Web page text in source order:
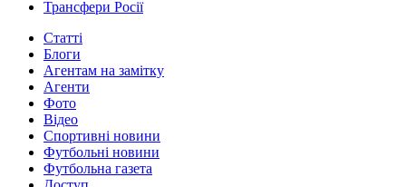
Трансфери Росії
Статті
Блоги
Агентам на замітку
Агенти
Фото
Відео
Спортивні новини
Футбольні новини
Футбольна газета